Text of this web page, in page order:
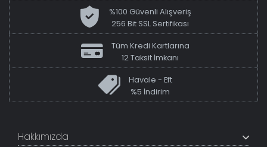
%100 Güvenli Alışveriş
256 Bit SSL Sertifikası
Tüm Kredi Kartlarına
12 Taksit İmkanı
Havale - Eft
%5 İndirim
Hakkımızda